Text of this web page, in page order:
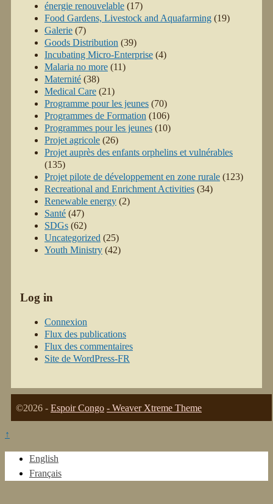
énergie renouvelable (17)
Food Gardens, Livestock and Aquafarming (19)
Galerie (7)
Goods Distribution (39)
Incubating Micro-Enterprise (4)
Malaria no more (11)
Maternité (38)
Medical Care (21)
Programme pour les jeunes (70)
Programmes de Formation (106)
Programmes pour les jeunes (10)
Projet agricole (26)
Projet auprès des enfants orphelins et vulnérables
(135)
Projet pilote de développement en zone rurale (123)
Recreational and Enrichment Activities (34)
Renewable energy (2)
Santé (47)
SDGs (62)
Uncategorized (25)
Youth Ministry (42)
Log in
Connexion
Flux des publications
Flux des commentaires
Site de WordPress-FR
©2026 - Espoir Congo - Weaver Xtreme Theme
↑
English
Français